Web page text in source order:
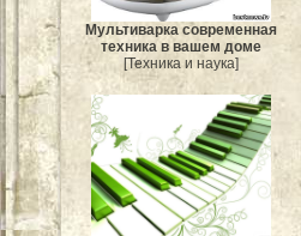
Мультиварка современная
техника в вашем доме
[Техника и наука]